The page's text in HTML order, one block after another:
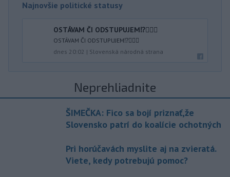
Najnovšie politické statusy
OSTÁVAM ČI ODSTUPUJEM⁉️🤷🏻‍♂️
OSTÁVAM ČI ODSTUPUJEM⁉️🤷🏻‍♂️
dnes 20:02 | Slovenská národná strana
Neprehliadnite
ŠIMEČKA: Fico sa bojí priznať,že
Slovensko patrí do koalície ochotných
Pri horúčavách myslite aj na zvieratá.
Viete, kedy potrebujú pomoc?